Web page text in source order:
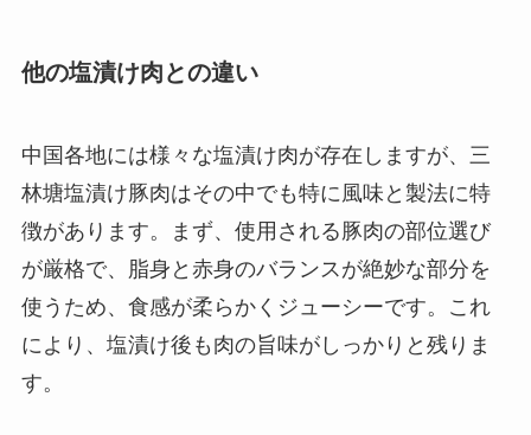
他の塩漬け肉との違い
中国各地には様々な塩漬け肉が存在しますが、三
林塘塩漬け豚肉はその中でも特に風味と製法に特
徴があります。まず、使用される豚肉の部位選び
が厳格で、脂身と赤身のバランスが絶妙な部分を
使うため、食感が柔らかくジューシーです。これ
により、塩漬け後も肉の旨味がしっかりと残りま
す。